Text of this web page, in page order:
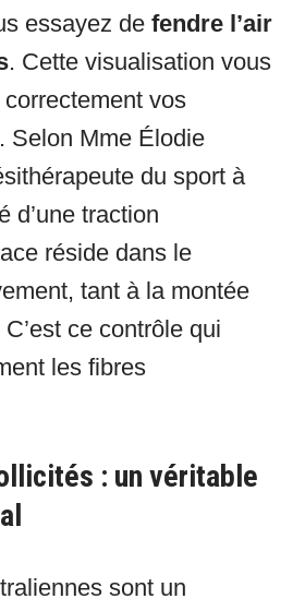
essayez de fendre l’air
. Cette visualisation vous
vos
Selon Mme Élodie
du sport à
d’une traction
réside dans le
tant à la montée
ce contrôle qui
les fibres
: un véritable
sont un